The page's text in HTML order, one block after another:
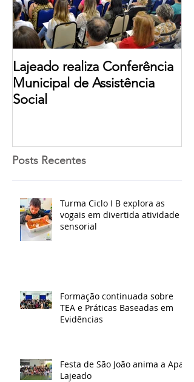
Lajeado realiza Conferência
Municipal de Assistência
Social
Posts Recentes
Turma Ciclo I B explora as
vogais em divertida atividade
sensorial
Formação continuada sobre
TEA e Práticas Baseadas em
Evidências
Festa de São João anima a Apae
Lajeado